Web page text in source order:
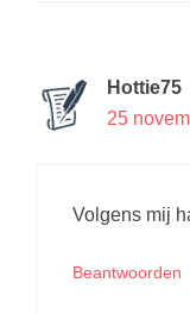
Hottie75
25
Volgens mij
Beantwoorden